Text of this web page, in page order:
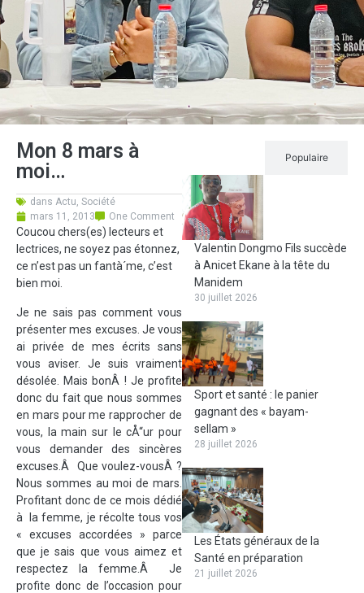
Mon 8 mars à
moi…
dans Actu, Société
mars 11, 2013
One Comment
Coucou chers(es) lecteurs et
lectrices, ne soyez pas étonnez,
ce n’est pas un fantà´me, c’est
bien moi.
Je ne sais pas comment vous
présenter mes excuses. Je vous
ai privée de mes écrits sans
vous aviser. Je suis vraiment
désolée. Mais bonÂ ! Je profite
donc du fait que nous sommes
en mars pour me rapprocher de
vous, la main sur le cÅ“ur pour
vous demander des sincères
excuses.Â Que voulez-vousÂ ?
Nous sommes au moi de mars.
Profitant donc de ce mois dédié
à la femme, je récolte tous vos
« excuses accordées » parce
que je sais que vous aimez et
respectez la femme.Â Je
profite donc de l’occasion pour
Populaire
Valentin Dongmo Fils succède
à Anicet Ekane à la tête du
Manidem
30 juillet 2026
Sport et santé : le panier
gagnant des « bayam-
sellam »
28 juillet 2026
Les États généraux de la
Santé en préparation
21 juillet 2026